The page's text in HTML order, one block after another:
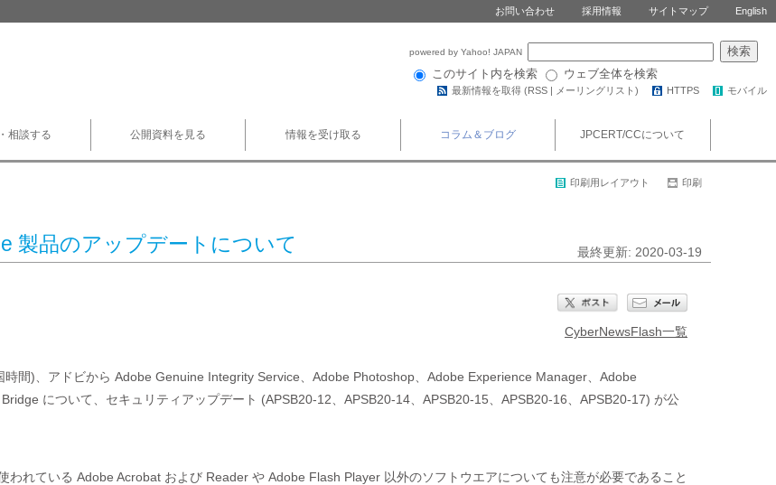
お問い合わせ 採用情報 サイトマップ English
powered by Yahoo! JAPAN
このサイト内を検索 ウェブ全体を検索
最新情報を取得 (RSS | メーリングリスト ) HTTPS モバイル
相談する 公開資料を見る 情報を受け取る コラム＆ブログ JPCERT/CCについて
印刷用レイアウト 印刷
製品のアップデートについて 最終更新: 2020-03-19
CyberNewsFlash一覧
時間)、アドビから Adobe Genuine Integrity Service、Adobe Photoshop、Adobe Experience Manager、Adobe
について、セキュリティアップデート (APSB20-12、APSB20-14、APSB20-15、APSB20-16、APSB20-17) が公
われている Adobe Acrobat および Reader や Adobe Flash Player 以外のソフトウエアについても注意が必要であること